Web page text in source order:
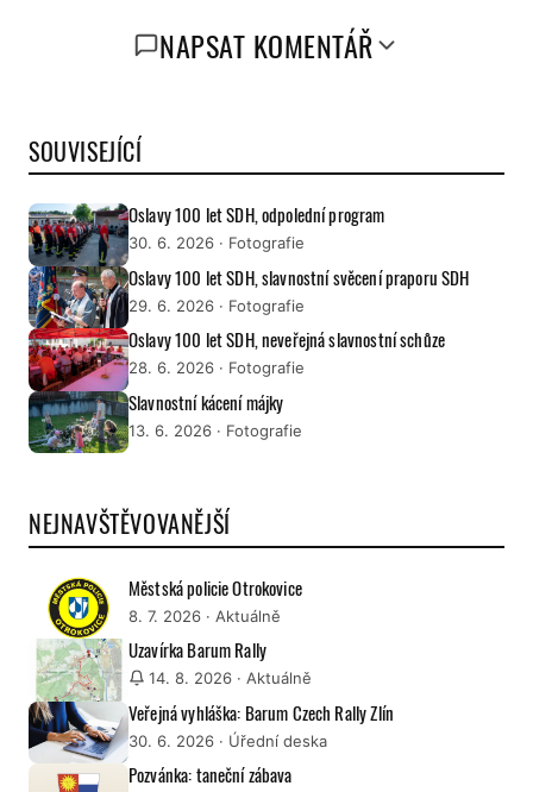
NAPSAT KOMENTÁŘ
SOUVISEJÍCÍ
Oslavy 100 let SDH, odpolední program
30. 6. 2026 · Fotografie
Oslavy 100 let SDH, slavnostní svěcení praporu SDH
29. 6. 2026 · Fotografie
Oslavy 100 let SDH, neveřejná slavnostní schůze
28. 6. 2026 · Fotografie
Slavnostní kácení májky
13. 6. 2026 · Fotografie
NEJNAVŠTĚVOVANĚJŠÍ
Městská policie Otrokovice
8. 7. 2026 · Aktuálně
Uzavírka Barum Rally
14. 8. 2026 · Aktuálně
Veřejná vyhláška: Barum Czech Rally Zlín
30. 6. 2026 · Úřední deska
Pozvánka: taneční zábava